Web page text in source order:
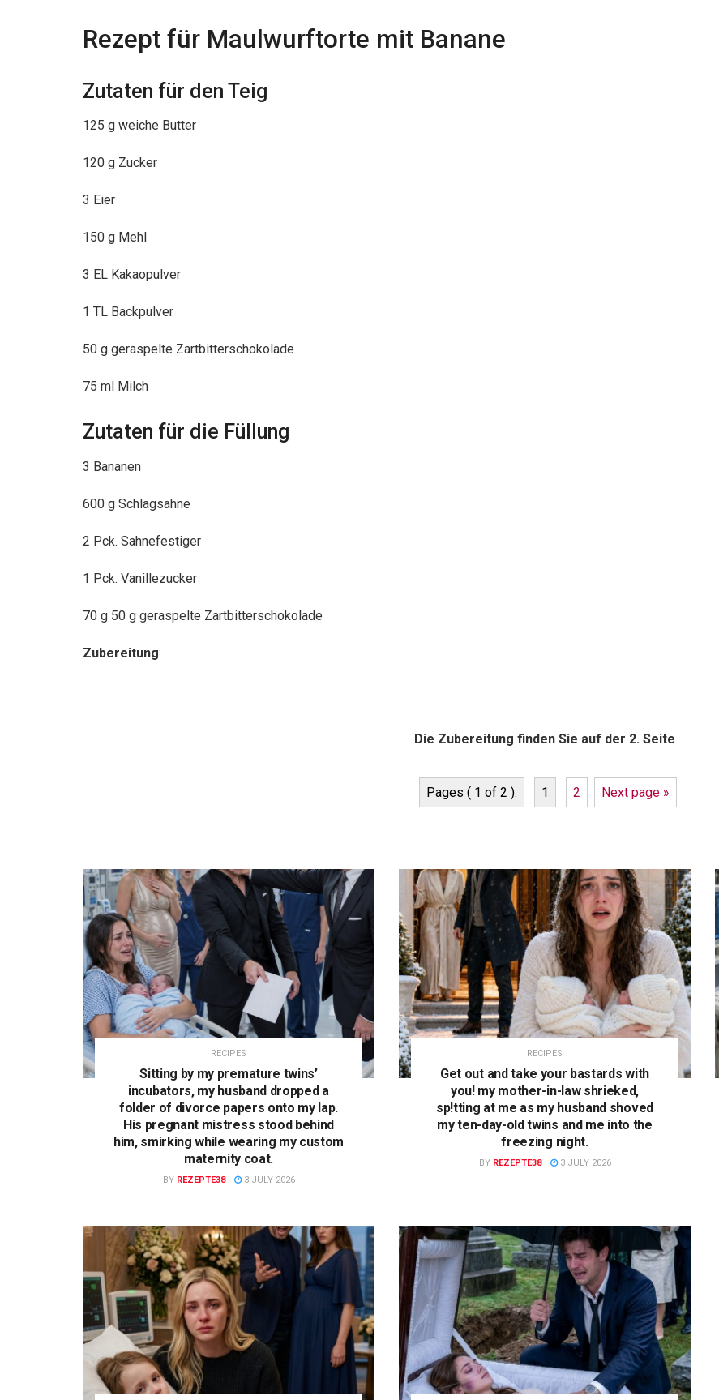
Rezept für Maulwurftorte mit Banane
Zutaten für den Teig
125 g weiche Butter
120 g Zucker
3 Eier
150 g Mehl
3 EL Kakaopulver
1 TL Backpulver
50 g geraspelte Zartbitterschokolade
75 ml Milch
Zutaten für die Füllung
3 Bananen
600 g Schlagsahne
2 Pck. Sahnefestiger
1 Pck. Vanillezucker
70 g 50 g geraspelte Zartbitterschokolade
Zubereitung:
Die Zubereitung finden Sie auf der 2. Seite
Pages ( 1 of 2 ): 1 2 Next page »
RECIPES
Sitting by my premature twins’
incubators, my husband dropped a
folder of divorce papers onto my lap.
His pregnant mistress stood behind
him, smirking while wearing my custom
maternity coat.
BY REZEPTE38 3 JULY 2026
RECIPES
Get out and take your bastards with
you! my mother-in-law shrieked,
sp!tting at me as my husband shoved
my ten-day-old twins and me into the
freezing night.
BY REZEPTE38 3 JULY 2026